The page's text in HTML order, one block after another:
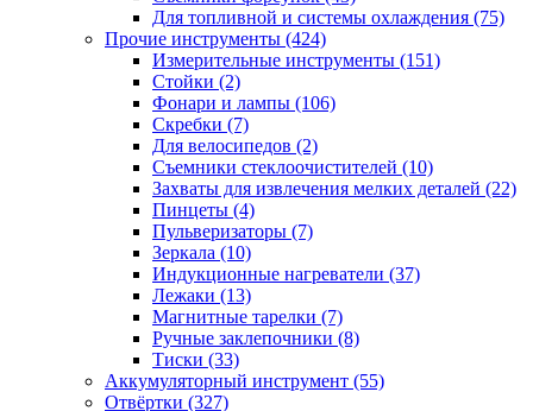
Для топливной и системы охлаждения (75)
Прочие инструменты (424)
Измерительные инструменты (151)
Стойки (2)
Фонари и лампы (106)
Скребки (7)
Для велосипедов (2)
Съемники стеклоочистителей (10)
Захваты для извлечения мелких деталей (22)
Пинцеты (4)
Пульверизаторы (7)
Зеркала (10)
Индукционные нагреватели (37)
Лежаки (13)
Магнитные тарелки (7)
Ручные заклепочники (8)
Тиски (33)
Аккумуляторный инструмент (55)
Отвёртки (327)